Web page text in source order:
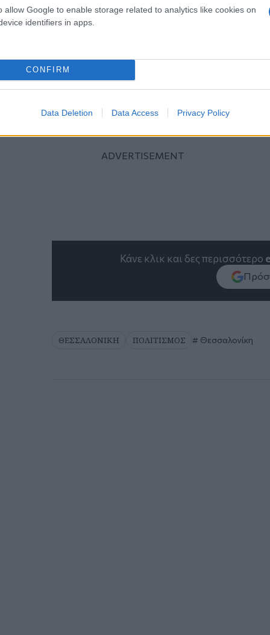
allow Google to enable storage related to analytics like cookies on
identifiers in apps.
CONFIRM
Data Deletion Data Access Privacy Policy
Τη διοργάνωση υλοποιεί τοMOMUS-
Θεσσαλονίκης, ενεργοποιώντας χώρους της
τη Λιμνοθάλασσα Καλοχωρίου στο Εθνικό
Σαββατοκύριακα 14:00-22:00, με ελεύθερη
Κάνε κλικ και δες περισσότερο
ΘΕΣΣΑΛΟΝΙΚΗ ΠΟΛΙΤΙΣΜΟΣ Θεσσαλονίκη